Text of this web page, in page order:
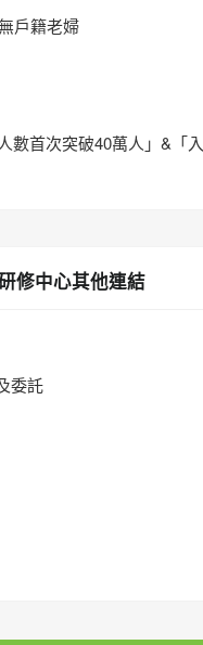
戶籍老婦
數首次突破40萬人」&「
修中心其他連結
委託